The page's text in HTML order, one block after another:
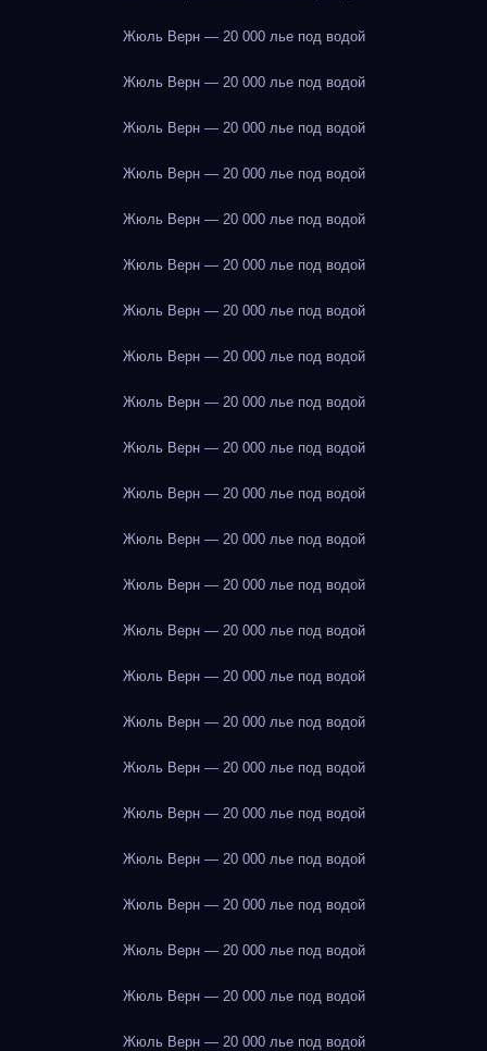
Жюль Верн — 20 000 лье под водой
Жюль Верн — 20 000 лье под водой
Жюль Верн — 20 000 лье под водой
Жюль Верн — 20 000 лье под водой
Жюль Верн — 20 000 лье под водой
Жюль Верн — 20 000 лье под водой
Жюль Верн — 20 000 лье под водой
Жюль Верн — 20 000 лье под водой
Жюль Верн — 20 000 лье под водой
Жюль Верн — 20 000 лье под водой
Жюль Верн — 20 000 лье под водой
Жюль Верн — 20 000 лье под водой
Жюль Верн — 20 000 лье под водой
Жюль Верн — 20 000 лье под водой
Жюль Верн — 20 000 лье под водой
Жюль Верн — 20 000 лье под водой
Жюль Верн — 20 000 лье под водой
Жюль Верн — 20 000 лье под водой
Жюль Верн — 20 000 лье под водой
Жюль Верн — 20 000 лье под водой
Жюль Верн — 20 000 лье под водой
Жюль Верн — 20 000 лье под водой
Жюль Верн — 20 000 лье под водой